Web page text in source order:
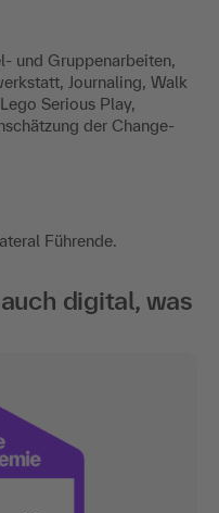
und Gruppenarbeiten,
Journaling, Walk
Serious Play,
der Change-
Führende.
digital, was